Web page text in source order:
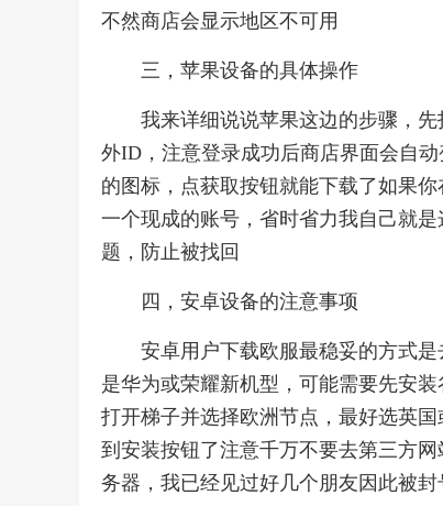
不然商店会显示地区不可用
三，苹果设备的具体操作
我来详细说说苹果这边的步骤，
外ID，注意登录成功后商店界面会自
的图标，点获取按钮就能下载了如果
一个现成的账号，省时省力我自己就
题，防止被找回
四，安卓设备的注意事项
安卓用户下载欧服最稳妥的方式
是华为或荣耀新机型，可能需要先安
打开梯子并选择欧洲节点，最好选英
到安装按钮了注意千万不要去第三方
务器，我已经见过好几个朋友因此被封